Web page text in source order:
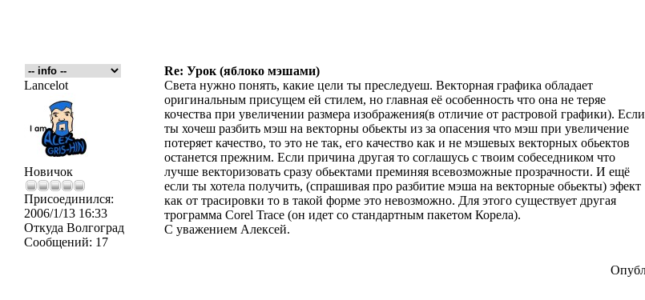
Re: Урок (яблоко мэшами)
Lancelot
Новичок
Присоединился:
2006/1/13 16:33
Откуда Волгоград
Сообщений: 17
Света нужно понять, какие цели ты преследуеш. Векторная графика обладает
оригинальным присущем ей стилем, но главная её особенность что она не теряе
кочества при увеличении размера изображения(в отличие от растровой графики). Если
ты хочеш разбить мэш на векторны обьекты из за опасения что мэш при увеличение
потеряет качество, то это не так, его качество как и не мэшевых векторных обьектов
останется прежним. Если причина другая то соглашусь с твоим собеседником что
лучше векторизовать сразу обьектами преминяя всевозможные прозрачности. И ещё
если ты хотела получить, (спрашивая про разбитие мэша на векторные обьекты) эфект
как от трасировки то в такой форме это невозможно. Для этого существует другая
трограмма Corel Trace (он идет со стандартным пакетом Корела).
С уважением Алексей.